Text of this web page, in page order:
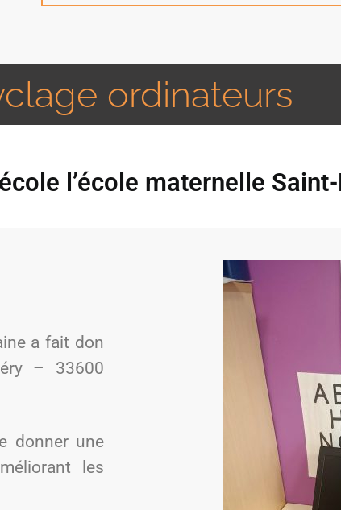
ordinateurs
l’école maternelle
a fait don
– 33600
donner une
les